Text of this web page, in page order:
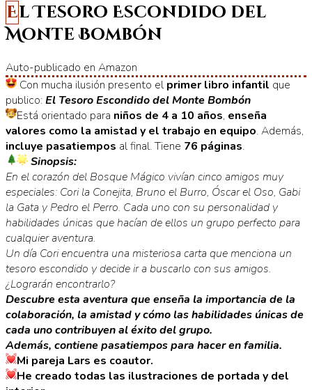
El Tesoro Escondido del
Monte Bombón
Auto-publicado en Amazon
Con mucha ilusión presento el primer libro infantil que
publico:El Tesoro Escondido del Monte Bombón
Está orientado para niños de 4 a 10 años, enseña
valores como la amistad y el trabajo en equipo. Además,
incluye pasatiempos al final. Tiene 76 páginas.
Sinopsis:
En el corazón del Bosque Mágico vivían cinco amigos muy
especiales: Cori la Conejita, Bruno el Burro, Óscar el Oso, Gabi
la Gata y Pedro el Perro. Cada uno con su personalidad y
habilidades únicas que hacían de ellos un grupo perfecto para
cualquier aventura.
Un día Cori encuentra una misteriosa carta que menciona un
tesoro escondido y decide ir a buscarlo con sus amigos.
¿Lograrán encontrarlo?
Descubre esta aventura que enseña la importancia de la
colaboración, la amistad y cómo las habilidades únicas de
cada uno contribuyen al éxito del grupo.
Además, contiene pasatiempos para hacer en familia.
Mi pareja Lars es coautor.
He creado todas las ilustraciones de portada y del